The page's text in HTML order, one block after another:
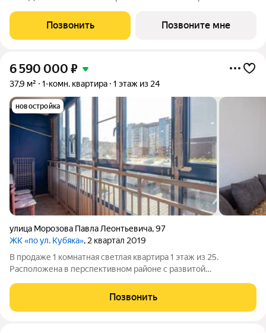
представление о доступном и комфортном жилье в
Хабаровске. Это не просто точечная застройка, а
Позвонить Позвоните мне
6 590 000 ₽
37,9 м² 1-комн. квартира 1 этаж из 24
новостройка
улица Морозова Павла Леонтьевича,97
ЖК «по ул. Кубяка», 2 квартал 2019
В продаже 1 комнатная светлая квартира 1 этаж из 25.
Расположена в перспективном районе с развитой
Детские сады, взрослая и детская поликлиники, строится
современная школа, ТЦ "Подсолнух", ТЦ
Позвонить